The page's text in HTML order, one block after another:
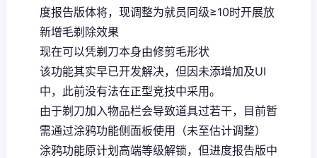
度报告版体将，现调整为就员同级≥10时开展放
新增毛剃除效果
现在可以凭剃刀本身由修剪毛形状
该功能其实早已开发解决，但因未添增加及UI
中，此前没有法在正型竞技中采用。
由于剃刀加入物品栏会导致道具过若干，目前暂
需通过涂鸦功能侧面板使用（未至估计调整）
涂鸦功能原计划高端等级解锁，但进度报告版中